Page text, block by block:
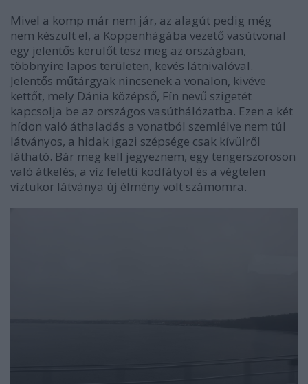
Mivel a komp már nem jár, az alagút pedig még
nem készült el, a Koppenhágába vezető vasútvonal
egy jelentős kerülőt tesz meg az országban,
többnyire lapos területen, kevés látnivalóval.
Jelentős műtárgyak nincsenek a vonalon, kivéve
kettőt, mely Dánia középső, Fín nevű szigetét
kapcsolja be az országos vasúthálózatba. Ezen a két
hídon való áthaladás a vonatból szemlélve nem túl
látványos, a hidak igazi szépsége csak kívülről
látható. Bár meg kell jegyeznem, egy tengerszoroson
való átkelés, a víz feletti ködfátyol és a végtelen
víztükör látványa új élmény volt számomra.